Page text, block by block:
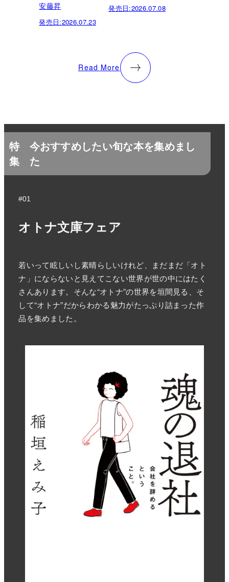
安藤昇
発売日:2026.07.23
発売日:2026.07.08
Read More
特
集
今おすすめしたい旬な本を集めまし
た
#01
オトナ文庫フェア
若いって眩しいし素晴らしいけれど、まだまだ「オト
ナ」にならないと見えてこない世界が世の中にはたく
さんあります。そんな“オトナ”の世界を垣間見る、そ
して“オトナ”だからわかる魅力がたっぷり詰まった作
品を集めました。